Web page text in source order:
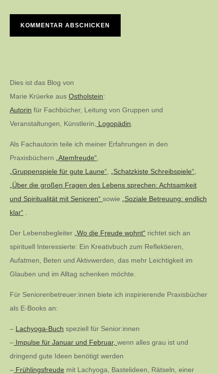
Dies ist das Blog von
Marie Krüerke aus Ostholstein:
Autorin für Fachbücher, Leitung von Gruppen und
Veranstaltungen, Künstlerin,
Logopädin
Als Fachautorin teile ich meiner Erfahrungen in den
Praxisbüchern
„Atemfreude“
„Gruppenspiele für gute Laune“
„Schatzkiste Schreibspiele“,
„Über die großen Fragen des Lebens sprechen: Achtsamkeit
und Spiritualität mit Senioren“ sowie
„Soziale Betreuung: endlich
klar“
Der Lebensbegleiter „Wo die Freude wohnt“ richtet sich an
spirituell Interessierte: Ein Kreativbuch zum Reflektieren,
Aufatmen, Beten und Aktivwerden, das mehr Leichtigkeit im
Glauben und im Alltag schenken möchte.
Für Seniorenbetreuer:innen biete ich inspirierende Praxisbücher
als E-Books an:
– Lachyoga-Buch speziell für Senior:innen
– Impulse für Januar und Februar, wenn alles grau ist und
dringend gute Ideen benötigt werden
– Frühlingsfreude mit Lachyoga, Bastelideen, Rätseln, einer